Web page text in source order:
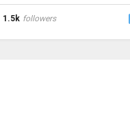
1.5k followers